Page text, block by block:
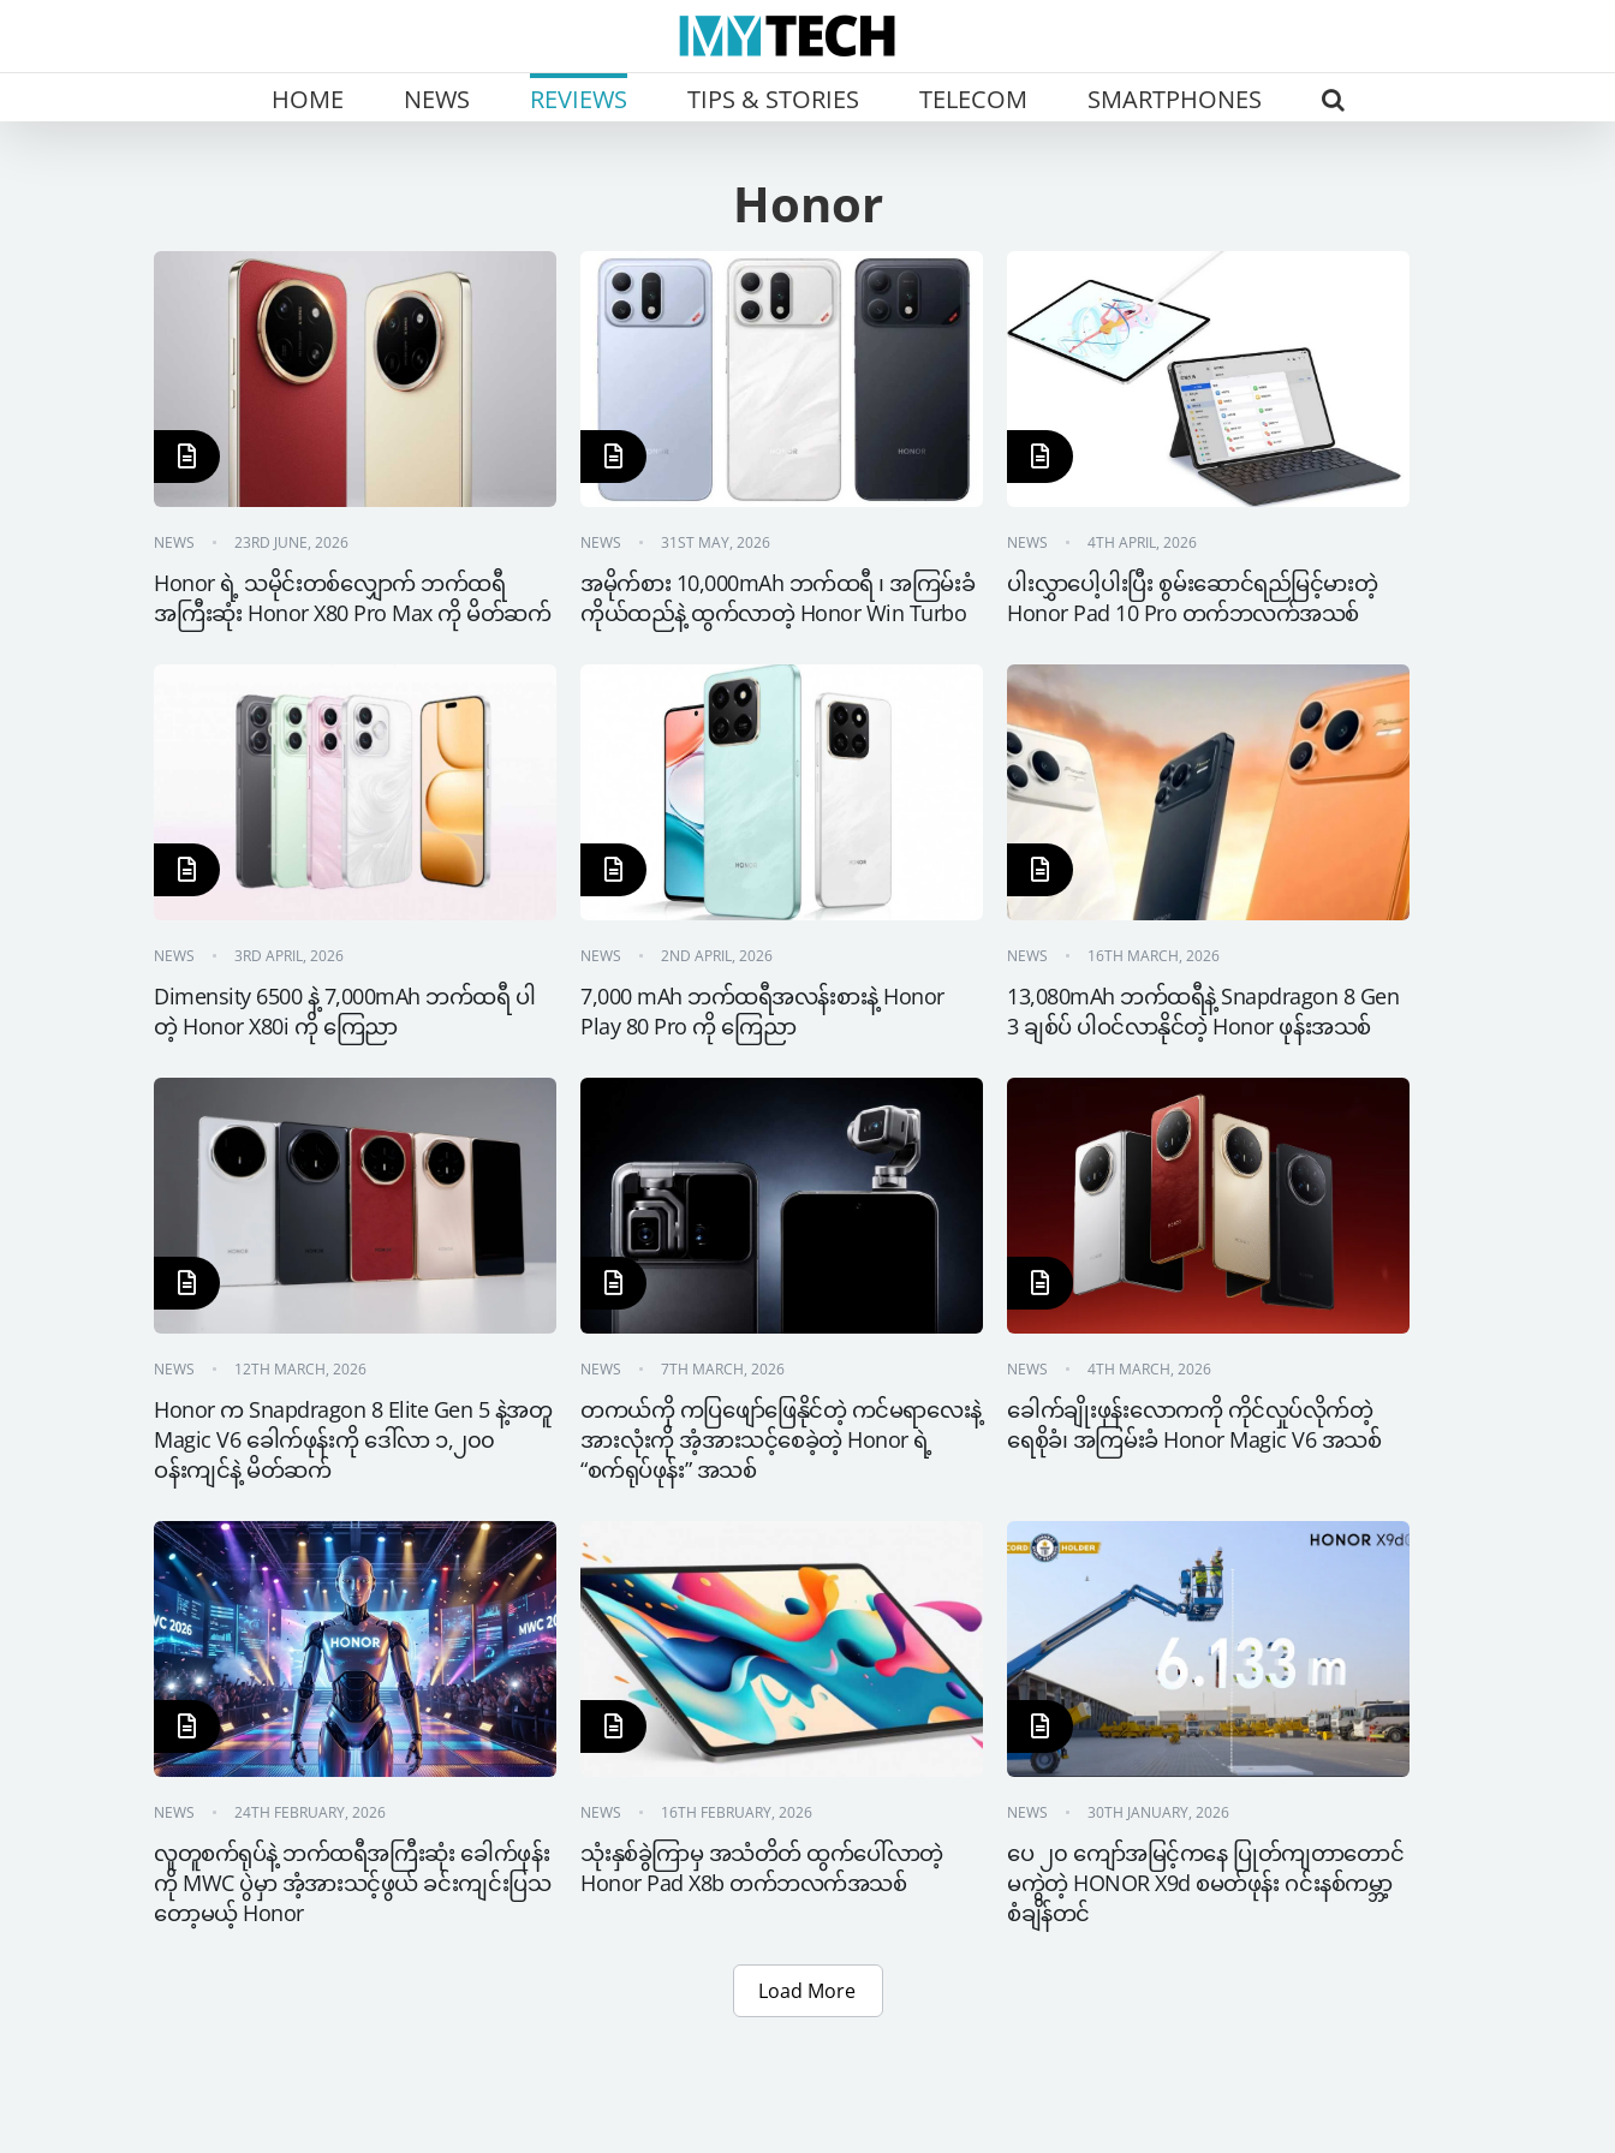
HOME NEWS REVIEWS TIPS & STORIES TELECOM SMARTPHONES
Honor
NEWS 23RD JUNE, 2026
Honor ရဲ့ သမိုင်းတစ်လျှောက် ဘက်ထရီ
အကြီးဆုံး Honor X80 Pro Max ကို မိတ်ဆက်
NEWS 31ST MAY, 2026
အမိုက်စား 10,000mAh ဘက်ထရီ ၊ အကြမ်းခံ
ကိုယ်ထည်နဲ့ ထွက်လာတဲ့ Honor Win Turbo
NEWS 4TH APRIL, 2026
ပါးလွှာပေါ့ပါးပြီး စွမ်းဆောင်ရည်မြင့်မားတဲ့
Honor Pad 10 Pro တက်ဘလက်အသစ်
NEWS 3RD APRIL, 2026
Dimensity 6500 နဲ့ 7,000mAh ဘက်ထရီ ပါ
တဲ့ Honor X80i ကို ကြေညာ
NEWS 2ND APRIL, 2026
7,000 mAh ဘက်ထရီအလန်းစားနဲ့ Honor
Play 80 Pro ကို ကြေညာ
NEWS 16TH MARCH, 2026
13,080mAh ဘက်ထရီနဲ့ Snapdragon 8 Gen
3 ချစ်ပ် ပါဝင်လာနိုင်တဲ့ Honor ဖုန်းအသစ်
NEWS 12TH MARCH, 2026
Honor က Snapdragon 8 Elite Gen 5 နဲ့အတူ
Magic V6 ခေါက်ဖုန်းကို ဒေါ်လာ ၁,၂၀၀
ဝန်းကျင်နဲ့ မိတ်ဆက်
NEWS 7TH MARCH, 2026
တကယ်ကို ကပြဖျော်ဖြေနိုင်တဲ့ ကင်မရာလေးနဲ့
အားလုံးကို အံ့အားသင့်စေခဲ့တဲ့ Honor ရဲ့
“စက်ရုပ်ဖုန်း” အသစ်
NEWS 4TH MARCH, 2026
ခေါက်ချိုးဖုန်းလောကကို ကိုင်လှုပ်လိုက်တဲ့
ရေစိုခံ၊ အကြမ်းခံ Honor Magic V6 အသစ်
NEWS 24TH FEBRUARY, 2026
လူတူစက်ရုပ်နဲ့ ဘက်ထရီအကြီးဆုံး ခေါက်ဖုန်း
ကို MWC ပွဲမှာ အံ့အားသင့်ဖွယ် ခင်းကျင်းပြသ
တော့မယ့် Honor
NEWS 16TH FEBRUARY, 2026
သုံးနှစ်ခွဲကြာမှ အသံတိတ် ထွက်ပေါ်လာတဲ့
Honor Pad X8b တက်ဘလက်အသစ်
NEWS 30TH JANUARY, 2026
ပေ ၂၀ ကျော်အမြင့်ကနေ ပြုတ်ကျတာတောင်
မကွဲတဲ့ HONOR X9d စမတ်ဖုန်း ဂင်းနစ်ကမ္ဘာ့
စံချိန်တင်
Load More